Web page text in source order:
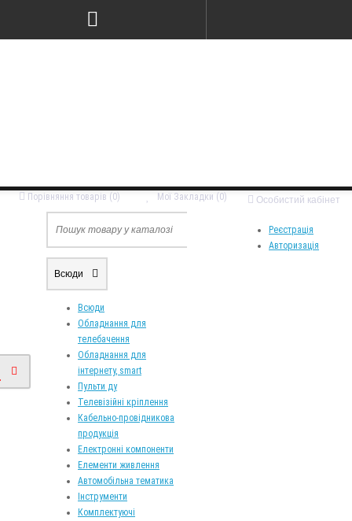
Особистий кабінет
Реєстрація
Авторизація
Мої Закладки (0)
Порівняння товарів (0)
Всюди
Всюди
Обладнання для
телебачення
Обладнання для
інтернету, smart
Пульти ду
Телевізійні кріплення
Кабельно-провідникова
продукція
Електронні компоненти
Елементи живлення
Автомобільна тематика
Інструменти
Комплектуючі